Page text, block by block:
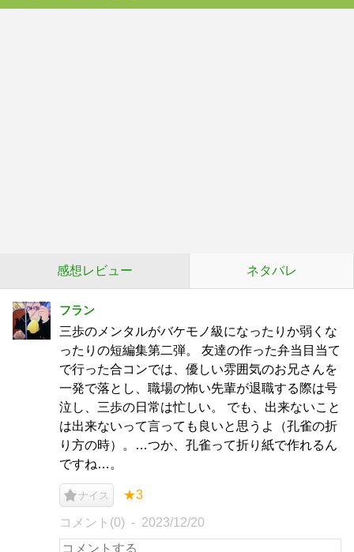
感想レビュー ネタバレ
フラン
三歩のメンタルがバケモノ級になったりか弱くな
ったりの短編集第二弾。 友達の作った弁当目当て
で行った合コンでは、優しい雰囲気のお兄さんを
一発で落とし、職場の怖い先輩が退職する際は号
泣し、三歩の日常は忙しい。 でも、出来ないこと
は出来ないって言っても良いと思うよ（孔雀の折
り方の時）。…つか、孔雀って折り紙で作れるん
ですね…。
ナイス ★3
コメント(0) 2023/12/20